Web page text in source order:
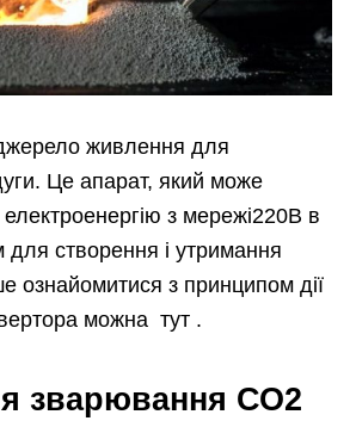
живлення для
Це апарат, який може
з мережі220В в
для створення і утримання
ознайомитися з принципом дії
можна тут .
зварювання СО2